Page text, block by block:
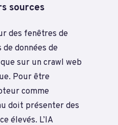
sources
des fenêtres de
données de
sur un crawl web
Pour être
comme
doit présenter des
élevés. L’IA